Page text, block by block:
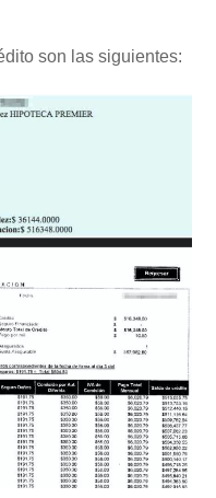
son las siguientes: